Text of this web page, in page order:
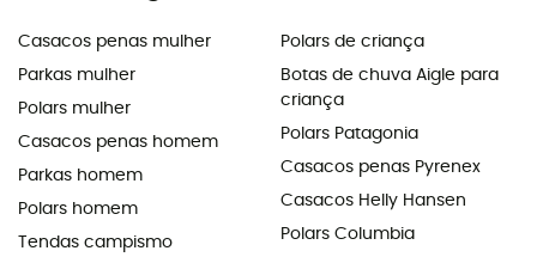
Casacos penas mulher
Parkas mulher
Polars mulher
Casacos penas homem
Parkas homem
Polars homem
Tendas campismo
Polars de criança
Botas de chuva Aigle para
criança
Polars Patagonia
Casacos penas Pyrenex
Casacos Helly Hansen
Polars Columbia